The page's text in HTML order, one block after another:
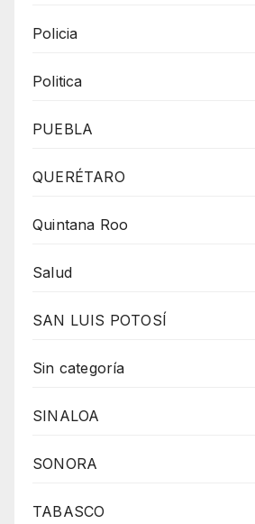
Policia
Politica
PUEBLA
QUERÉTARO
Quintana Roo
Salud
SAN LUIS POTOSÍ
Sin categoría
SINALOA
SONORA
TABASCO